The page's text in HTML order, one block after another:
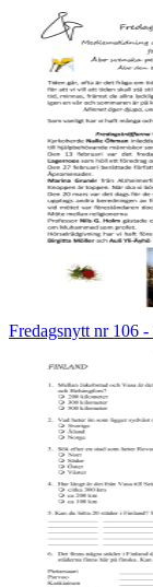
Fredagsnytt nr 106